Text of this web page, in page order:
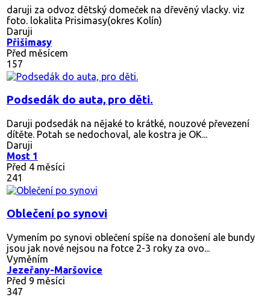
daruji za odvoz dětský domeček na dřevěný vlacky. viz
foto. lokalita Prisimasy(okres Kolín)
Daruji
Přišimasy
Před měsícem
157
Podsedák do auta, pro děti.
Daruji podsedák na nějaké to krátké, nouzové převezení
dítěte. Potah se nedochoval, ale kostra je OK...
Daruji
Most 1
Před 4 měsíci
241
Oblečení po synovi
Vymením po synovi oblečení spíše na donošení ale bundy
jsou jak nové nejsou na fotce 2-3 roky za ovo...
Vyměním
Jezeřany-Maršovice
Před 9 měsíci
347